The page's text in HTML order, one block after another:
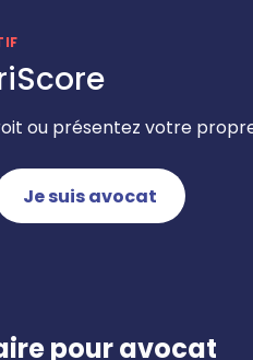
ou présentez votre
Je suis avocat
pour avocat